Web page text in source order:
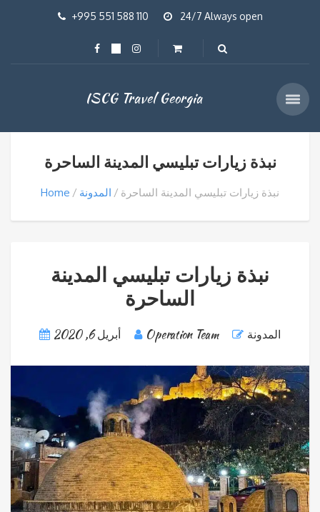
+995 551 588 110 24/7 Always open
ISCG Travel Georgia
نبذة زيارات تبليسي المدينة الساحرة
Home المدونة نبذة زيارات تبليسي المدينة الساحرة
نبذة زيارات تبليسي المدينة
الساحرة
أبريل 6, 2020 Operation Team المدونة